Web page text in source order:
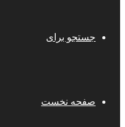
جستجو برای
صفحه نخست